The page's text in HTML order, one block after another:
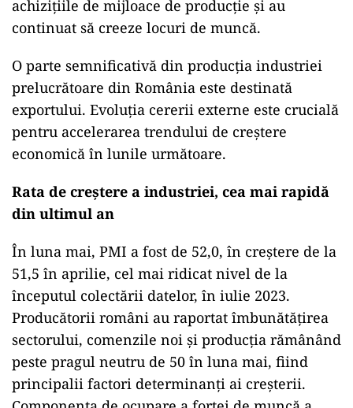
Datorită eforturilor social-democraților de la
Ciolacu, valoarea acestui indice a ajuns la 52
pentru luna mai 2024. Un PMI peste 50,0 indică
o îmbunătățire a situației industriei, în timp ce o
valoare sub 50,0 indică o deteriorare.
creșterea, pe măsură ce condițiile cererii s-au
consolidat. Companiile și-au intensificat
continuat să creeze locuri de muncă.
O parte semnificativă din producția industriei
prelucrătoare din România este destinată
exportului. Evoluția cererii externe este crucială
pentru accelerarea trendului de creștere
economică în lunile următoare.